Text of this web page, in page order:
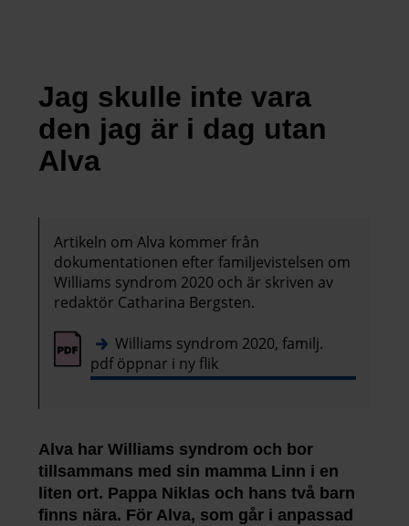
Jag skulle inte vara
den jag är i dag utan
Alva
Artikeln om Alva kommer från
dokumentationen efter familjevistelsen om
Williams syndrom 2020 och är skriven av
redaktör Catharina Bergsten.
Williams syndrom 2020, familj.
pdf öppnar i ny flik
Alva har Williams syndrom och bor
tillsammans med sin mamma Linn i en
liten ort. Pappa Niklas och hans två barn
finns nära. För Alva, som går i anpassad